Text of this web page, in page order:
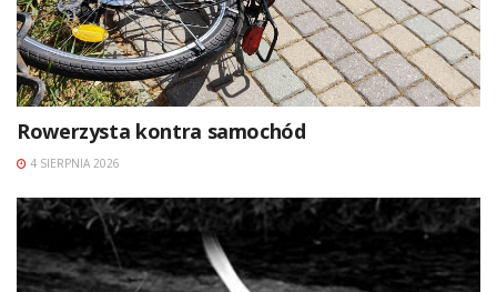
Rowerzysta kontra samochód
4 SIERPNIA 2026